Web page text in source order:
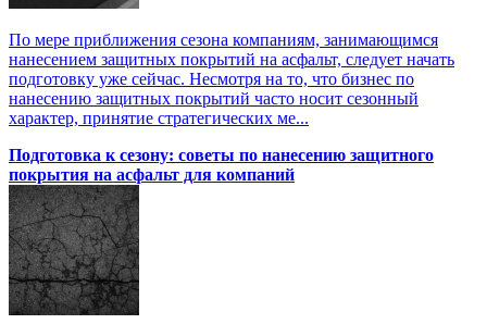
По мере приближения сезона компаниям, занимающимся
нанесением защитных покрытий на асфальт, следует начать
подготовку уже сейчас. Несмотря на то, что бизнес по
нанесению защитных покрытий часто носит сезонный
характер, принятие стратегических ме...
Подготовка к сезону: советы по нанесению защитного
покрытия на асфальт для компаний